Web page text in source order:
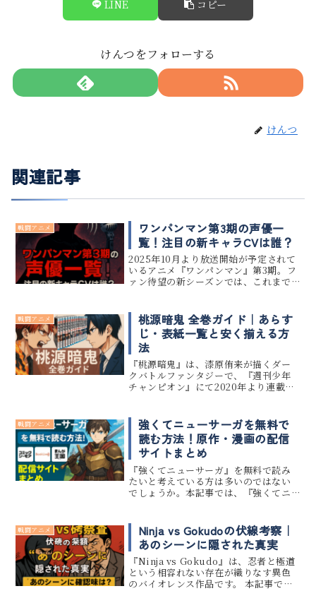
LINE コピー
けんつをフォローする
けんつ
関連記事
戦闘アニメ
ワンパンマン第3期の声優一
覧！注目の新キャラCVは誰？
2025年10月より放送開始が予定されて
いるアニメ『ワンパンマン』第3期。フ
ァン待望の新シーズンでは、これまで
事では、『ワンパンマン』第3期に登場
する声優キャスト一覧を、...
戦闘アニメ
桃源暗鬼 全巻ガイド｜あらす
じ・表紙一覧と安く揃える方
法
『桃源暗鬼』は、漆原侑来が描くダー
クバトルファンタジーで、『週刊少年
チャンピオン』にて2020年より連載中
得に購入する方法をまとめます。最新の
巻まで一気に揃えたい方も、安...
戦闘アニメ
強くてニューサーガを無料で
読む方法！原作・漫画の配信
サイトまとめ
『強くてニューサーガ』を無料で読み
たいと考えている方は多いのではない
でしょうか。本記事では、『強くてニ
読める方法やお得に読むコツを詳しく
解説します。電子書籍サイトや漫画ア
プ...
戦闘アニメ
Ninja vs Gokudoの伏線考察｜
あのシーンに隠された真実
『Ninja vs Gokudo』は、忍者と極道
という相容れない存在が織りなす異色
のバイオレンス作品です。 本記事で